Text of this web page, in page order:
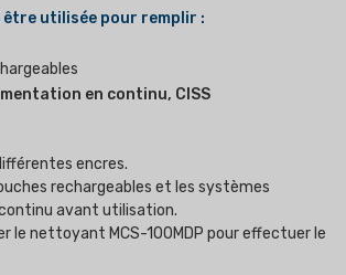
utilisée pour remplir :
en continu, CISS
encres.
rechargeables et les systèmes
avant utilisation.
le nettoyant MCS-100MDP pour effectuer le